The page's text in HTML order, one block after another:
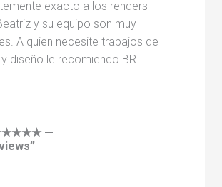
exacto a los renders
y su equipo son muy
A quien necesite trabajos de
diseño le recomiendo BR
—